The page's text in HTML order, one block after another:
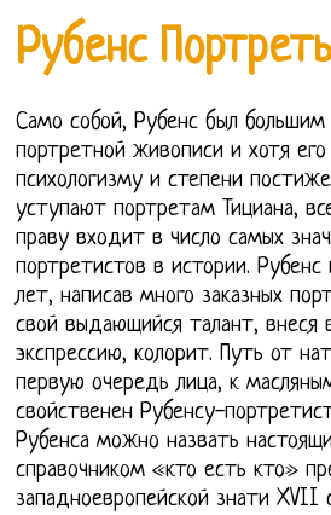
Рубенс
Само собой, Рубенс был
портретной живописи и хотя
психологизму и степени
уступают портретам Тициана,
праву входит в число самых
портретистов в истории.
лет, написав много заказных
свой выдающийся талант, внеся
экспрессию, колорит. Путь от
первую очередь лица, к
свойственен Рубенсу-
Рубенса можно назвать
справочником «кто есть кто»
западноевропейской знати XVII